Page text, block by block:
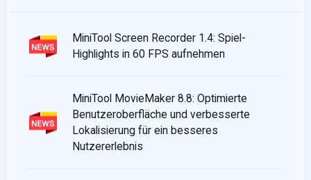
MiniTool Screen Recorder 1.4: Spiel-
Highlights in 60 FPS aufnehmen
MiniTool MovieMaker 8.8: Optimierte
Benutzeroberfläche und verbesserte
Lokalisierung für ein besseres
Nutzererlebnis